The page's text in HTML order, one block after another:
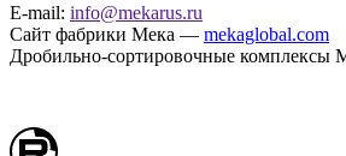
E-mail: info@mekarus.ru
Сайт фабрики Мека — mekaglobal.com
Дробильно-сортировочные комплексы